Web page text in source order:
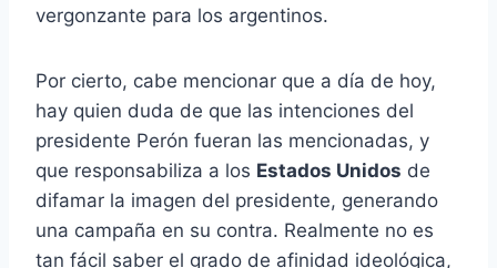
vergonzante para los argentinos.
Por cierto, cabe mencionar que a día de hoy,
hay quien duda de que las intenciones del
presidente Perón fueran las mencionadas, y
que responsabiliza a los Estados Unidos de
difamar la imagen del presidente, generando
una campaña en su contra. Realmente no es
tan fácil saber el grado de afinidad ideológica,